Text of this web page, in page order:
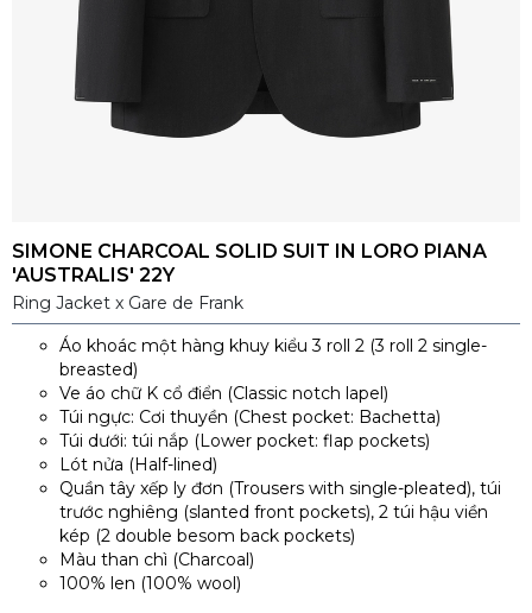
SIMONE CHARCOAL SOLID SUIT IN LORO PIANA
'AUSTRALIS' 22Y
Ring Jacket x Gare de Frank
Áo khoác một hàng khuy kiểu 3 roll 2 (3 roll 2 single-
breasted)
Ve áo chữ K cổ điển (Classic notch lapel)
Túi ngực: Cơi thuyền (Chest pocket: Bachetta)
Túi dưới: túi nắp (Lower pocket: flap pockets)
Lót nửa (Half-lined)
Quần tây xếp ly đơn (Trousers with single-pleated), túi
trước nghiêng (slanted front pockets), 2 túi hậu viền
kép (2 double besom back pockets)
Màu than chì (Charcoal)
100% len (100% wool)